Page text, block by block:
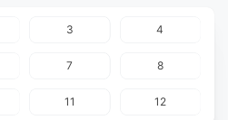
3 4
7 8
11 12